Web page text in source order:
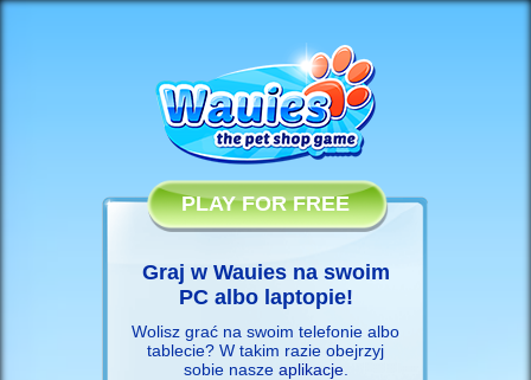
PLAY FOR FREE
Graj w Wauies na swoim
PC albo laptopie!
Wolisz grać na swoim telefonie albo
tablecie? W takim razie obejrzyj
sobie nasze aplikacje.